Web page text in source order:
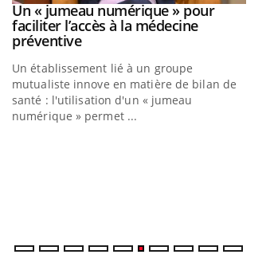
Youtube
Un « jumeau numérique » pour
faciliter l’accès à la médecine
préventiveYoutube
Un établissement lié à un groupe
mutualiste innove en matière de bilan de
santé : l'utilisation d'un « jumeau
numérique » permet ...